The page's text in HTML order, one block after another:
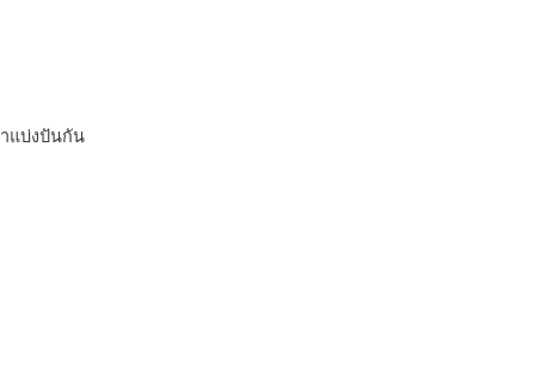
แบ่งปันกัน